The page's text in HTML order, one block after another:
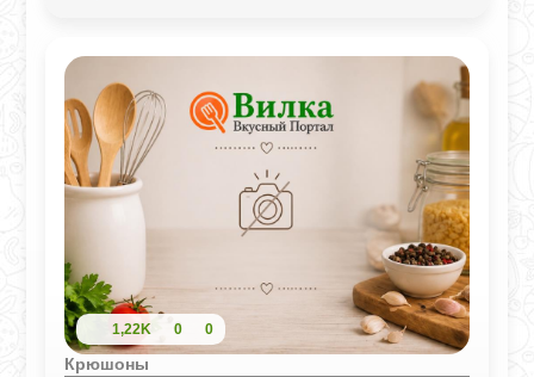
согревающим эффектом от коньяка.
1,22K 0 0
Крюшоны